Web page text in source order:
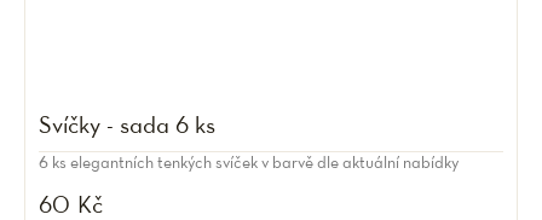
Svíčky - sada 6 ks
60 Kč
6 ks elegantních tenkých svíček v barvě dle aktuální nabídky